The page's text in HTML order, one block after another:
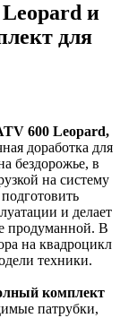
и
для
600 Leopard,
доработка для
бездорожье, в
на систему
и делает
продуманной. В
на квадроцикл
техники.
комплект
патрубки,